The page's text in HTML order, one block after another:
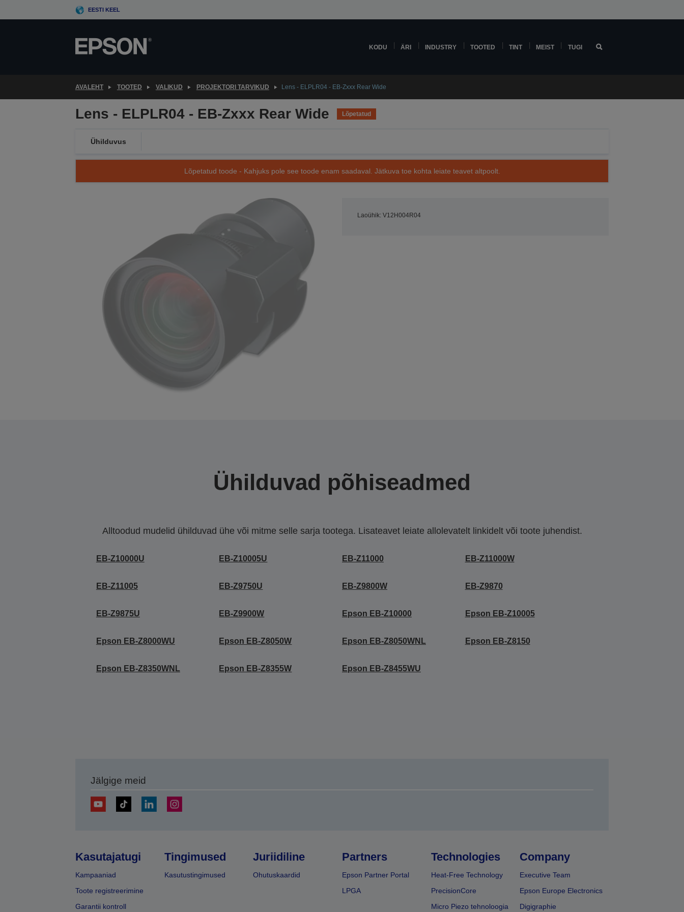
to
EESTI KEEL
KODU ÄRI INDUSTRY TOOTED TINT MEIST TUGI
AVALEHT TOOTED VALIKUD PROJEKTORI TARVIKUD Lens - ELPLR04 - EB-Zxxx Rear Wide
Lens - ELPLR04 - EB-Zxxx Rear Wide Lõpetatud
Ühilduvus
Lõpetatud toode - Kahjuks pole see toode enam saadaval. Jätkuva toe kohta leiate teavet altpoolt.
Laoühik: V12H004R04
Ühilduvad põhiseadmed
Alltoodud mudelid ühilduvad ühe või mitme selle sarja tootega. Lisateavet leiate allolevatelt linkidelt või toote juhendist.
EB-Z10000U EB-Z10005U EB-Z11000 EB-Z11000W
EB-Z11005 EB-Z9750U EB-Z9800W EB-Z9870
EB-Z9875U EB-Z9900W Epson EB-Z10000 Epson EB-Z10005
Epson EB-Z8000WU Epson EB-Z8050W Epson EB-Z8050WNL Epson EB-Z8150
Epson EB-Z8350WNL Epson EB-Z8355W Epson EB-Z8455WU
Jälgige meid
Kasutajatugi
Kampaaniad
Toote registreerimine
Garantii kontroll
Tingimused
Kasutustingimused
Juriidiline
Ohutuskaardid
Partners
Epson Partner Portal
LPGA
Technologies
Heat-Free Technology
PrecisionCore
Micro Piezo tehnoloogia
Company
Executive Team
Epson Europe Electronics
Digigraphie